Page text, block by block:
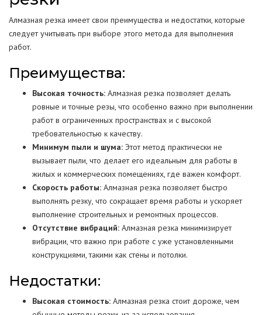
Алмазная резка имеет свои преимущества и недостатки, которые
следует учитывать при выборе этого метода для выполнения
работ.
Преимущества:
Высокая точность: Алмазная резка позволяет делать
ровные и точные резы, что особенно важно при выполнении
работ в ограниченных пространствах и с высокой
требовательностью к качеству.
Минимум пыли и шума: Этот метод практически не
вызывает пыли, что делает его идеальным для работы в
жилых и коммерческих помещениях, где важен комфорт.
Скорость работы: Алмазная резка позволяет быстро
выполнять резку, что сокращает время работы и ускоряет
выполнение строительных и ремонтных процессов.
Отсутствие вибраций: Алмазная резка минимизирует
вибрации, что важно при работе с уже установленными
конструкциями, такими как стены и потолки.
Недостатки:
Высокая стоимость: Алмазная резка стоит дороже, чем